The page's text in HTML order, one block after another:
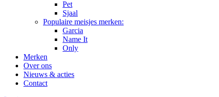
Pet
Sjaal
Populaire meisjes merken:
Garcia
Name It
Only
Merken
Over ons
Nieuws & acties
Contact